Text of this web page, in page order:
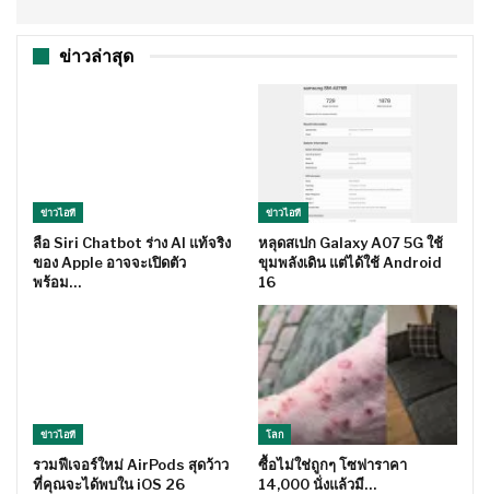
ข่าวล่าสุด
ข่าวไอที
ลือ Siri Chatbot ร่าง AI แท้จริง
ของ Apple อาจจะเปิดตัว
พร้อม…
ข่าวไอที
หลุดสเปก Galaxy A07 5G ใช้
ขุมพลังเดิน แต่ได้ใช้ Android
16
ข่าวไอที
รวมฟีเจอร์ใหม่ AirPods สุดว้าว
ที่คุณจะได้พบใน iOS 26
โลก
ซื้อไม่ใช่ถูกๆ โซฟาราคา
14,000 นั่งแล้วมี…